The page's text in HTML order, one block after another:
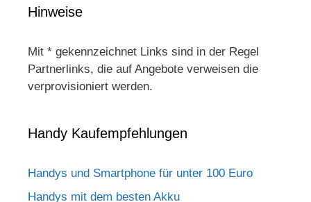
Hinweise
Mit * gekennzeichnet Links sind in der Regel
Partnerlinks, die auf Angebote verweisen die
verprovisioniert werden.
Handy Kaufempfehlungen
Handys und Smartphone für unter 100 Euro
Handys mit dem besten Akku